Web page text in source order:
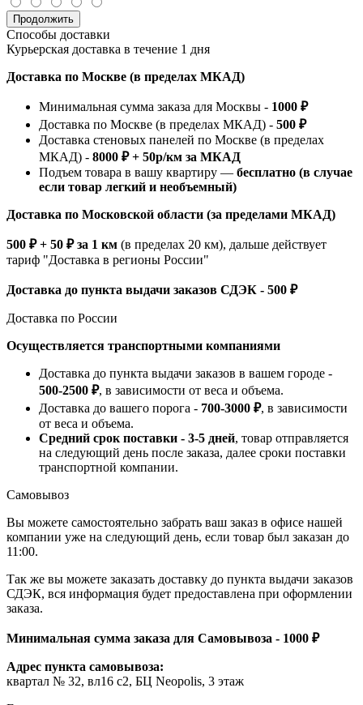
Продолжить
Способы доставки
Курьерская доставка в течение 1 дня
Доставка по Москве (в пределах МКАД)
Минимальная сумма заказа для Москвы - 1000 ₽
Доставка по Москве (в пределах МКАД) - 500 ₽
Доставка стеновых панелей по Москве (в пределах
МКАД) - 8000 ₽ + 50р/км за МКАД
Подъем товара в вашу квартиру — бесплатно (в случае
если товар легкий и необъемный)
Доставка по Московской области (за пределами МКАД)
500 ₽ + 50 ₽ за 1 км (в пределах 20 км), дальше действует
тариф "Доставка в регионы России"
Доставка до пункта выдачи заказов СДЭК - 500 ₽
Доставка по России
Осуществляется транспортными компаниями
Доставка до пункта выдачи заказов в вашем городе -
500-2500 ₽, в зависимости от веса и объема.
Доставка до вашего порога - 700-3000 ₽, в зависимости
от веса и объема.
Средний срок поставки - 3-5 дней, товар отправляется
на следующий день после заказа, далее сроки поставки
транспортной компании.
Самовывоз
Вы можете самостоятельно забрать ваш заказ в офисе нашей
компании уже на следующий день, если товар был заказан до
11:00.
Так же вы можете заказать доставку до пункта выдачи заказов
СДЭК, вся информация будет предоставлена при оформлении
заказа.
Минимальная сумма заказа для Самовывоза - 1000 ₽
Адрес пункта самовывоза:
квартал № 32, вл16 с2, БЦ Neopolis, 3 этаж